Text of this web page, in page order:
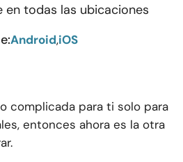
en todas las ubicaciones
Android,iOS
complicada para ti solo para
entonces ahora es la otra